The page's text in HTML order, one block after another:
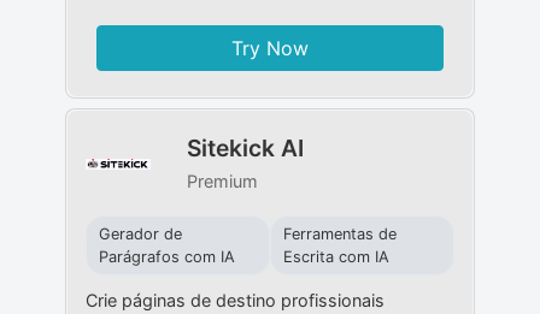
Try Now
Sitekick AI
Premium
Gerador de
Parágrafos com IA
Ferramentas de
Escrita com IA
Crie páginas de destino profissionais